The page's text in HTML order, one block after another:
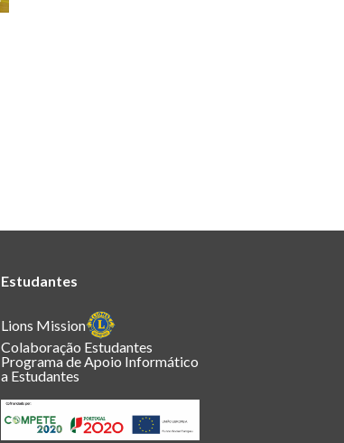
Estudantes
Lions Mission
Colaboração Estudantes
Programa de Apoio Informático
a Estudantes